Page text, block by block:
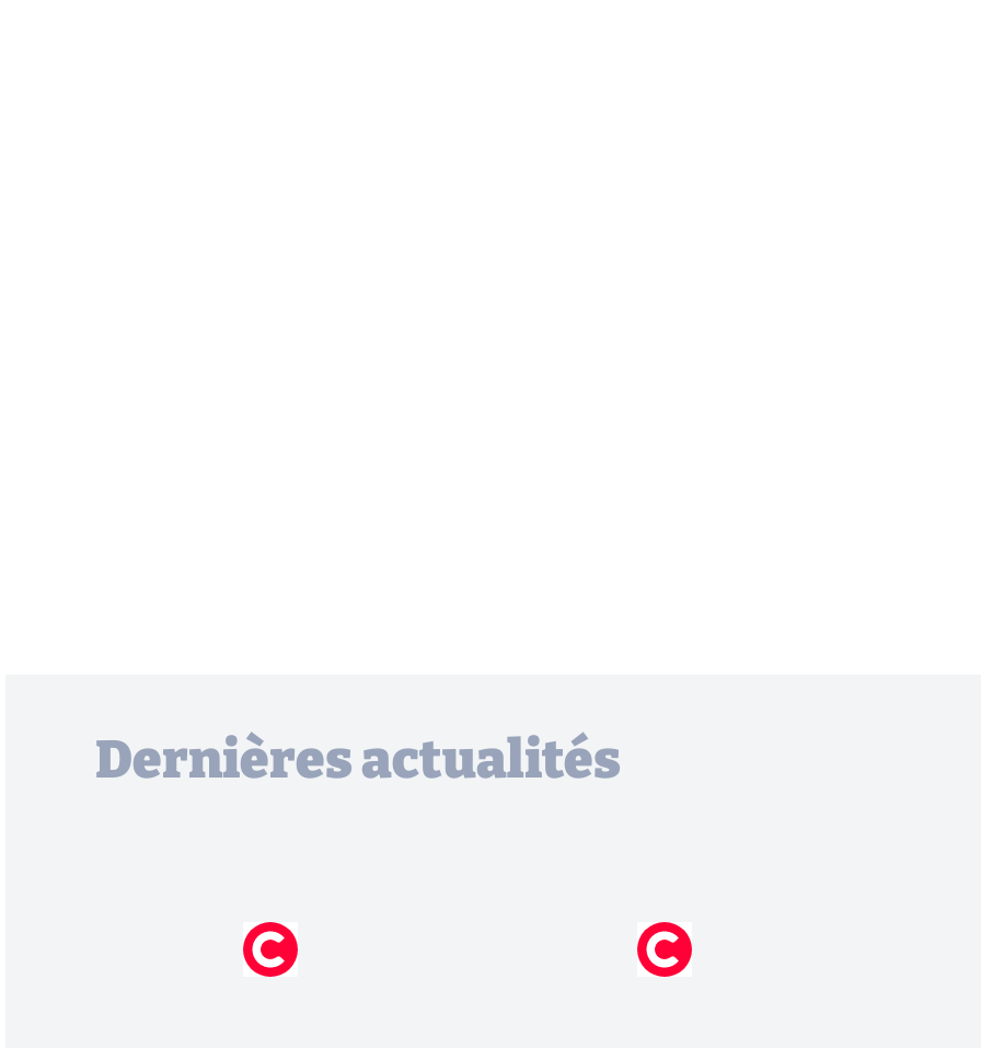
Dernières actualités